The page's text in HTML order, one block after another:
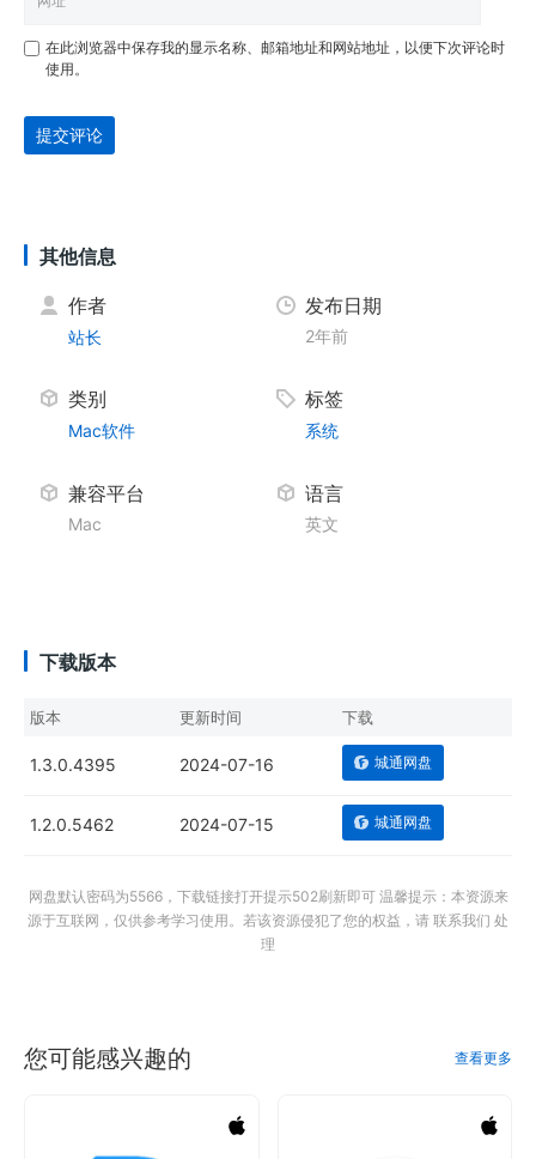
在此浏览器中保存我的显示名称、邮箱地址和网站地址，以便下次评论时
使用。
提交评论
其他信息
作者
站长
发布日期
2年前
类别
Mac软件
标签
系统
兼容平台
Mac
语言
英文
下载版本
版本 更新时间 下载
1.3.0.4395 2024-07-16 城通网盘
1.2.0.5462 2024-07-15 城通网盘
网盘默认密码为5566，下载链接打开提示502刷新即可 温馨提示：本资源来
源于互联网，仅供参考学习使用。若该资源侵犯了您的权益，请 联系我们 处
理
您可能感兴趣的 查看更多